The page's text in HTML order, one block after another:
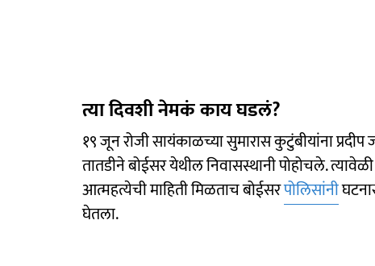
त्या दिवशी नेमकं काय घडलं?
१९ जून रोजी सायंकाळच्या सुमारास कुटुंबीयांना
तातडीने बोईसर येथील निवासस्थानी पोहोचले.
आत्महत्येची माहिती मिळताच बोईसरपोलिसांनी
घेतला.